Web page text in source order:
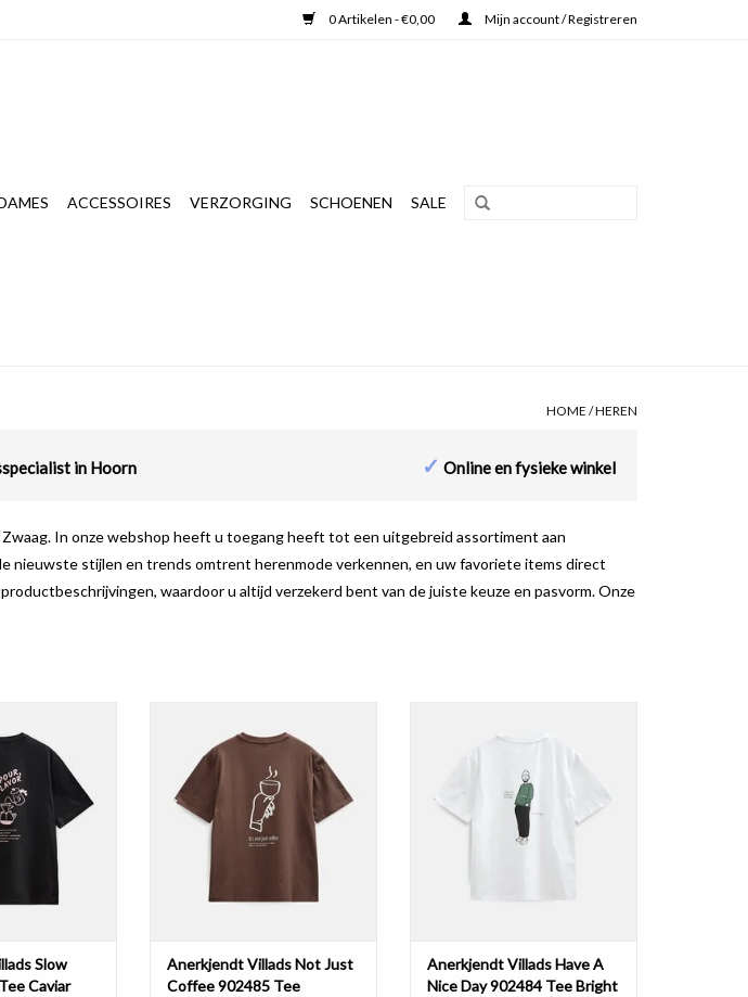
0 Artikelen - €0,00 Mijn account / Registreren
ACCESSOIRES VERZORGING SCHOENEN SALE
HOME /HEREN
in Hoorn ✓ Online en fysieke winkel
In onze webshop heeft u toegang heeft tot een uitgebreid assortiment aan
nieuwste stijlen en trends omtrent herenmode verkennen, en uw favoriete items direct
waardoor u altijd verzekerd bent van de juiste keuze en pasvorm. Onze
Caviar
WINKELWAGEN
Slow
Caviar
902485 Tee Delicioso
TOEVOEGEN AAN WINKELWAGEN
Anerkjendt Villads Not Just
Coffee 902485 Tee
902484 Tee Bright White
TOEVOEGEN AAN WINKELWAGEN
Anerkjendt Villads Have A
Nice Day 902484 Tee Bright